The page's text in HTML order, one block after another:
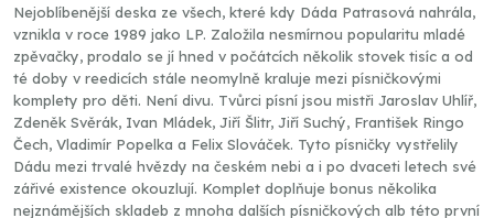
Nejoblíbenější deska ze všech, které kdy Dáda Patrasová nahrála,
vznikla v roce 1989 jako LP. Založila nesmírnou popularitu mladé
zpěvačky, prodalo se jí hned v počátcích několik stovek tisíc a od
té doby v reedicích stále neomylně kraluje mezi písničkovými
komplety pro děti. Není divu. Tvůrci písní jsou mistři Jaroslav Uhlíř,
Zdeněk Svěrák, Ivan Mládek, Jiří Šlitr, Jiří Suchý, František Ringo
Čech, Vladimír Popelka a Felix Slováček. Tyto písničky vystřelily
Dádu mezi trvalé hvězdy na českém nebi a i po dvaceti letech své
zářivé existence okouzlují. Komplet doplňuje bonus několika
nejznámějších skladeb z mnoha dalších písničkových alb této první